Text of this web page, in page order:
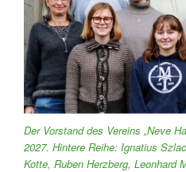
Der Vorstand des Vereins „Neve
2027. Hintere Reihe: Ignatius
Kotte, Ruben Herzberg, Leonhard